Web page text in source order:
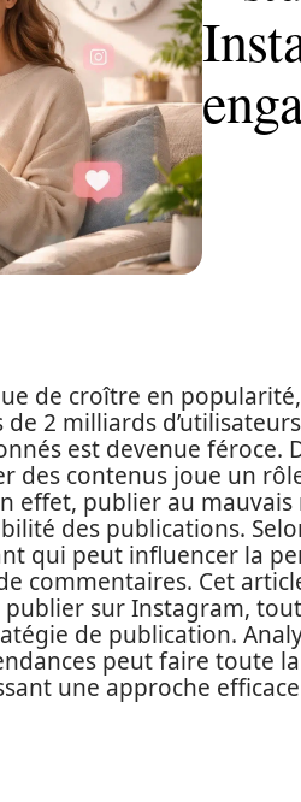
de croître en
2 milliards
est devenue féroce.
contenus joue un
effet, publier au
des publications.
qui peut influencer la
commentaires. Cet
sur Instagram,
de publication.
peut faire toute
une approche